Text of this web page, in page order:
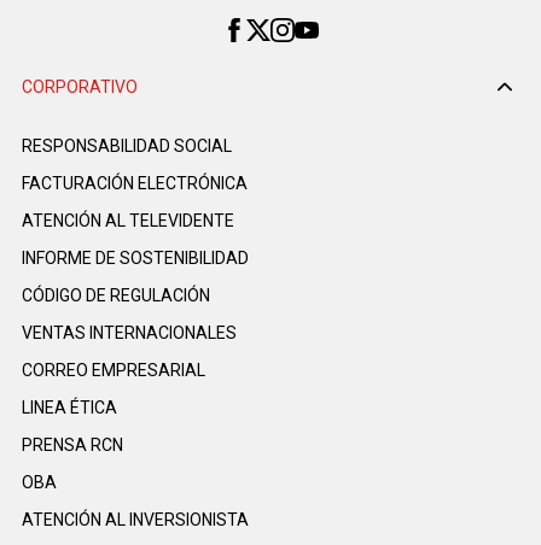
CORPORATIVO
RESPONSABILIDAD SOCIAL
FACTURACIÓN ELECTRÓNICA
ATENCIÓN AL TELEVIDENTE
INFORME DE SOSTENIBILIDAD
CÓDIGO DE REGULACIÓN
VENTAS INTERNACIONALES
CORREO EMPRESARIAL
LINEA ÉTICA
PRENSA RCN
OBA
ATENCIÓN AL INVERSIONISTA